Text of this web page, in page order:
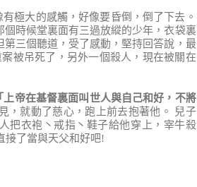
極大的感觸，好像要昏倒，倒了下去。
時候堂裏面有三過放縱的少年，衣袋裏
三個聽道，受了感動，堅持回答說，最
被吊死了，另外一個殺人，現在被關在
上帝在基督裏面叫世人與自己和好 ， 不將
，就動了慈心，跑上前去抱著他。 兒子
把衣袍丶戒指丶鞋子給他穿上，宰牛殺
接了當與天父和好吧!